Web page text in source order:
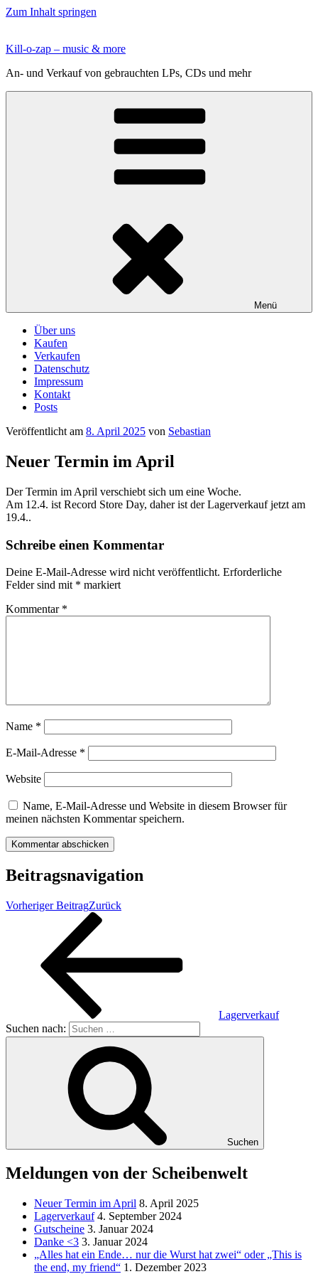
Zum Inhalt springen
Kill-o-zap – music & more
An- und Verkauf von gebrauchten LPs, CDs und mehr
Menü
Über uns
Kaufen
Verkaufen
Datenschutz
Impressum
Kontakt
Posts
Veröffentlicht am 8. April 2025 von Sebastian
Neuer Termin im April
Der Termin im April verschiebt sich um eine Woche.
Am 12.4. ist Record Store Day, daher ist der Lagerverkauf jetzt am
19.4..
Schreibe einen Kommentar
Deine E-Mail-Adresse wird nicht veröffentlicht. Erforderliche
Felder sind mit * markiert
Kommentar *
Name *
E-Mail-Adresse *
Website
Name, E-Mail-Adresse und Website in diesem Browser für
meinen nächsten Kommentar speichern.
Beitragsnavigation
Vorheriger BeitragZurück
Lagerverkauf
Suchen nach:
Suchen
Meldungen von der Scheibenwelt
Neuer Termin im April 8. April 2025
Lagerverkauf 4. September 2024
Gutscheine 3. Januar 2024
Danke <3 3. Januar 2024
„Alles hat ein Ende… nur die Wurst hat zwei“ oder „This is
the end, my friend“ 1. Dezember 2023